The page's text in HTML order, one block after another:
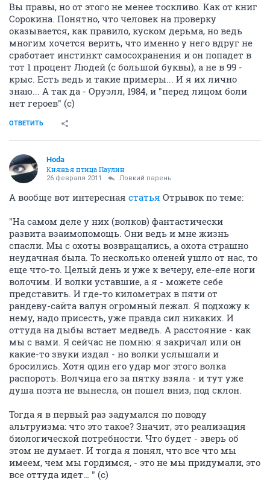
Вы правы, но от этого не менее тоскливо. Как от книг
Сорокина. Понятно, что человек на проверку
оказывается, как правило, куском дерьма, но ведь
многим хочется верить, что именно у него вдруг не
сработает инстинкт самосохранения и он попадет в
тот 1 процент Людей (с большой буквы), а не в 99 -
крыс. Есть ведь и такие примеры... И я их лично
знаю... А так да - Оруэлл, 1984, и "перед лицом боли
нет героев" (с)
ОТВЕТИТЬ
Hoda
Княжья птица Паулин
26 февраля 2011 Ловкий парень
А вообще вот интересная статья Отрывок по теме:
"На самом деле у них (волков) фантастически
развита взаимопомощь. Они ведь и мне жизнь
спасли. Мы с охоты возвращались, а охота страшно
неудачная была. То несколько оленей ушло от нас, то
еще что-то. Целый день и уже к вечеру, еле-еле ноги
волочим. И волки уставшие, а я - можете себе
представить. И где-то километрах в пяти от
рандеву-сайта валун огромный лежал. Я подхожу к
нему, надо присесть, уже правда сил никаких. И
оттуда на дыбы встает медведь. А расстояние - как
мы с вами. Я сейчас не помню: я закричал или он
какие-то звуки издал - но волки услышали и
бросились. Хотя один его удар мог этого волка
распороть. Волчица его за пятку взяла - и тут уже
душа поэта не вынесла, он пошел вниз, под склон.
Тогда я в первый раз задумался по поводу
альтруизма: что это такое? Значит, это реализация
биологической потребности. Что будет - зверь об
этом не думает. И тогда я понял, что все что мы
имеем, чем мы гордимся, - это не мы придумали, это
все оттуда идет… " (с)